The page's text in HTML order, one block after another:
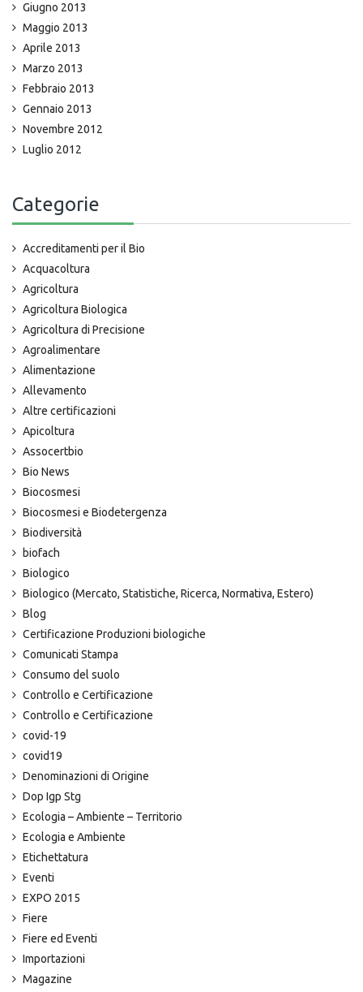
Giugno 2013
Maggio 2013
Aprile 2013
Marzo 2013
Febbraio 2013
Gennaio 2013
Novembre 2012
Luglio 2012
Categorie
Accreditamenti per il Bio
Acquacoltura
Agricoltura
Agricoltura Biologica
Agricoltura di Precisione
Agroalimentare
Alimentazione
Allevamento
Altre certificazioni
Apicoltura
Assocertbio
Bio News
Biocosmesi
Biocosmesi e Biodetergenza
Biodiversità
biofach
Biologico
Biologico (Mercato, Statistiche, Ricerca, Normativa, Estero)
Blog
Certificazione Produzioni biologiche
Comunicati Stampa
Consumo del suolo
Controllo e Certificazione
Controllo e Certificazione
covid-19
covid19
Denominazioni di Origine
Dop Igp Stg
Ecologia – Ambiente – Territorio
Ecologia e Ambiente
Etichettatura
Eventi
EXPO 2015
Fiere
Fiere ed Eventi
Importazioni
Magazine